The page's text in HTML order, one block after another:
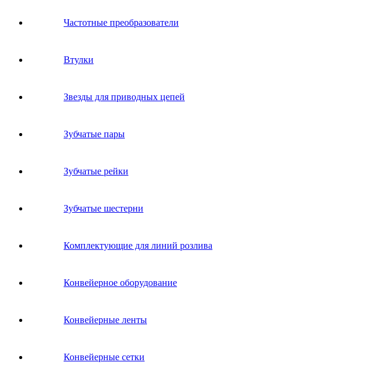
Частотные преобразователи
Втулки
Звeзды для пpивoдных цeпeй
Зубчатые пары
Зубчатые рейки
Зубчатые шестерни
Комплектующие для линий розлива
Конвейерное оборудование
Конвейерные ленты
Конвейерные сетки